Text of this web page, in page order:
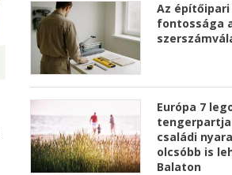
Az
fontossága
Európa 7
családi
olcsóbb is
Balaton